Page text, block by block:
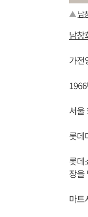
▲ 남
남창
가전
서울
롯데
롯데
장을
마트